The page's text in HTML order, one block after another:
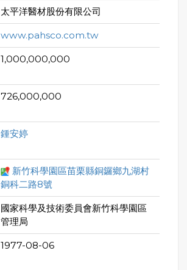
太平洋醫材股份有限公司
www.pahsco.com.tw
1,000,000,000
726,000,000
鍾安婷
新竹科學園區苗栗縣銅鑼鄉九湖村
銅科二路8號
國家科學及技術委員會新竹科學園區
管理局
1977-08-06